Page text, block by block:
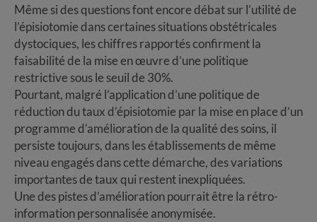
Même si des questions font encore débat sur l’utilité de
l’épisiotomie dans certaines situations obstétricales
dystociques, les chiffres rapportés confirment la
faisabilité de la mise en œuvre d’une politique
restrictive sous le seuil de 30%.
Pourtant, malgré l’application d’une politique de
réduction du taux d’épisiotomie par la mise en place d’un
programme d’amélioration de la qualité des soins, il
persiste toujours, dans les établissements de même
niveau engagés dans cette démarche, des variations
importantes de taux qui restent inexpliquées.
Une des pistes d’amélioration pourrait être la rétro-
information personnalisée anonymisée.